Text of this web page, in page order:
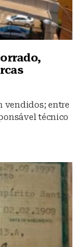
vendidos; entre
técnico